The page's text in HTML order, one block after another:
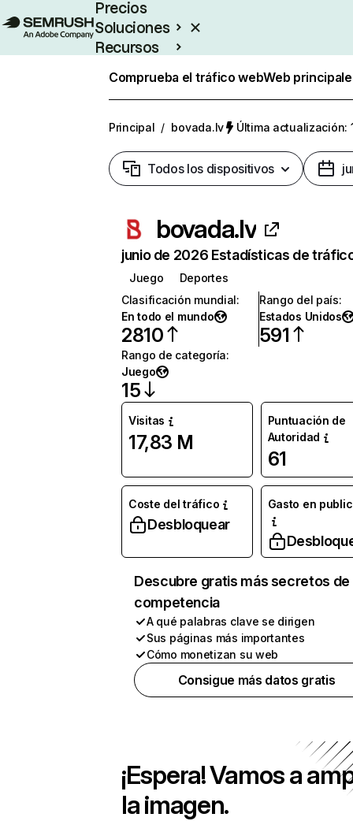
Precios
Soluciones
Recursos
Comprueba el tráfico webWeb
Principal / bovada.lv Última actualización:
Todos los dispositivos
bovada.lv
junio de 2026 Estadísticas de
Juego
Deportes
Clasificación mundial:
En todo el mundo
2810
Rango del país:
Estados Unidos
591
Rango de categoría:
Juego
15
Visitas
17,83 M
Puntuación de
Autoridad
61
Coste del tráfico
Desbloquear
Gasto en
Descubre gratis más secretos de
competencia
A qué palabras clave se dirigen
Sus páginas más importantes
Cómo monetizan su web
Consigue más datos gratis
¡Espera! Vamos a
la imagen.